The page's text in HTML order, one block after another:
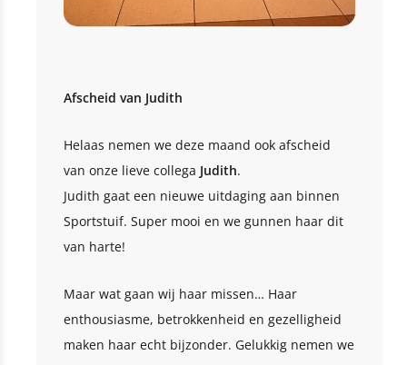
Afscheid van Judith
Helaas nemen we deze maand ook afscheid
van onze lieve collega Judith.
Judith gaat een nieuwe uitdaging aan binnen
Sportstuif. Super mooi en we gunnen haar dit
van harte!
Maar wat gaan wij haar missen… Haar
enthousiasme, betrokkenheid en gezelligheid
maken haar echt bijzonder. Gelukkig nemen we